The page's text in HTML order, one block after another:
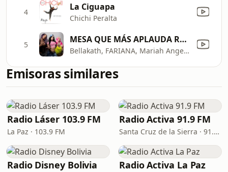
4 La Ciguapa
Chichi Peralta
5 MESA QUE MÁS APLAUDA REMIX (fem version)
Bellakath, FARIANA, Mariah Angeliq & Grupo Climax
Emisoras similares
Radio Láser 103.9 FM
La Paz · 103.9 FM
Radio Activa 91.9 FM
Santa Cruz de la Sierra · 91.9 FM
Radio Disney Bolivia Radio Activa La Paz